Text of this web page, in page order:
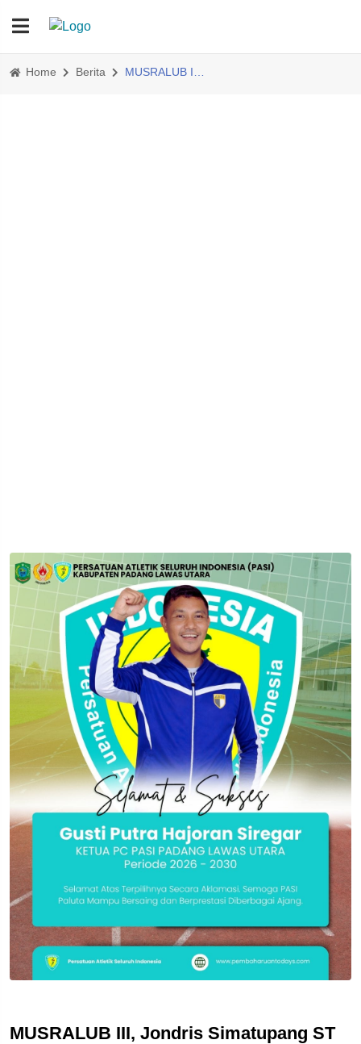
Home Berita
MUSRALUB III, Jondris Simatupang ST